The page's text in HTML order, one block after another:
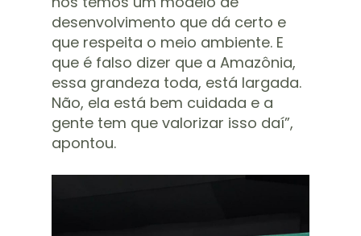
desenvolvimento que dá certo e
que respeita o meio ambiente. E
que é falso dizer que a Amazônia,
essa grandeza toda, está largada.
Não, ela está bem cuidada e a
gente tem que valorizar isso daí”,
apontou.